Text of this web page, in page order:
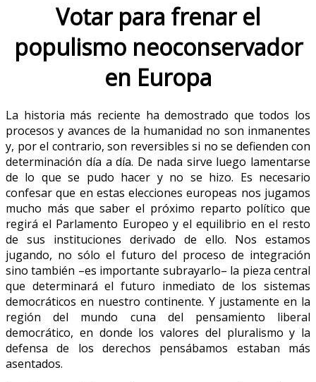
Votar para frenar el
populismo neoconservador
en Europa
La historia más reciente ha demostrado que todos los
procesos y avances de la humanidad no son inmanentes
y, por el contrario, son reversibles si no se defienden con
determinación día a día. De nada sirve luego lamentarse
de lo que se pudo hacer y no se hizo. Es necesario
confesar que en estas elecciones europeas nos jugamos
mucho más que saber el próximo reparto político que
regirá el Parlamento Europeo y el equilibrio en el resto
de sus instituciones derivado de ello. Nos estamos
jugando, no sólo el futuro del proceso de integración
sino también –es importante subrayarlo– la pieza central
que determinará el futuro inmediato de los sistemas
democráticos en nuestro continente. Y justamente en la
región del mundo cuna del pensamiento liberal
democrático, en donde los valores del pluralismo y la
defensa de los derechos pensábamos estaban más
asentados.